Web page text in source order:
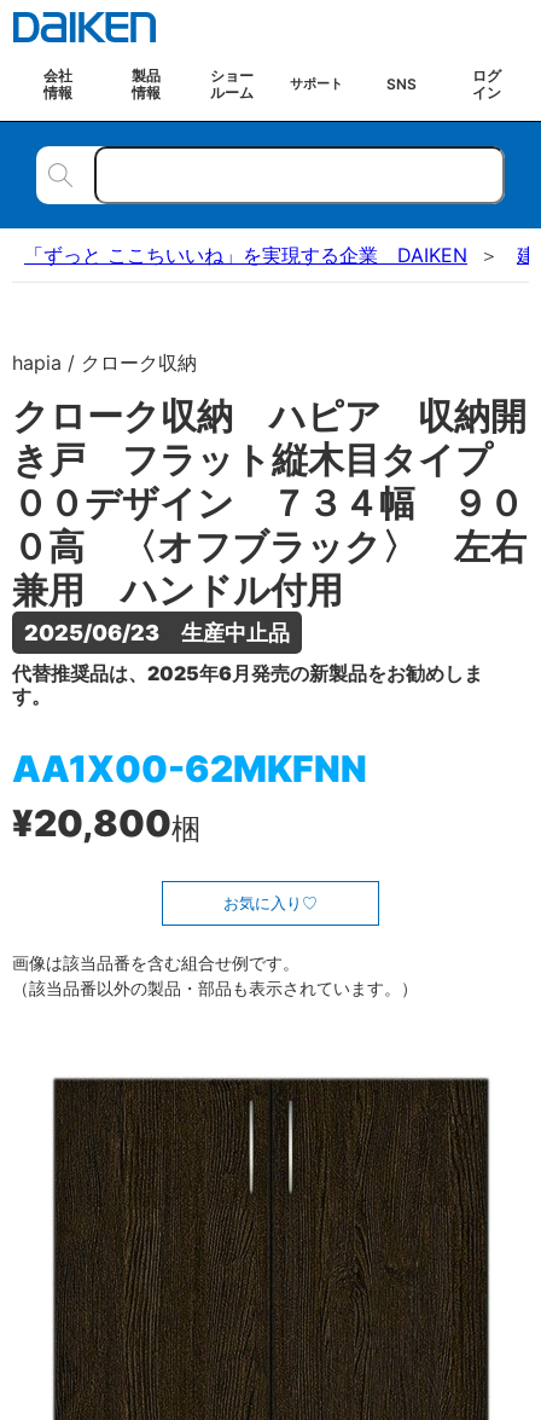
会社
情報
製品
情報
ショー
ルーム
サポート SNS
ログ
イン
「ずっと ここちいいね」を実現する企業 DAIKEN 建
hapia / クローク収納
クローク収納 ハピア 収納開
き戸 フラット縦木目タイプ
００デザイン ７３４幅 ９０
０高 〈オフブラック〉 左右
兼用 ハンドル付用
2025/06/23　生産中止品
代替推奨品は、2025年6月発売の新製品をお勧めしま
す。
AA1X00-62MKFNN
¥20,800梱
お気に入り
画像は該当品番を含む組合せ例です。
（該当品番以外の製品・部品も表示されています。）